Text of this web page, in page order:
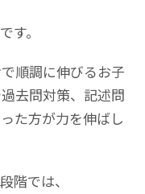
す。
順調に伸びるお子
去問対策、記述問
た方が力を伸ばし
階では、